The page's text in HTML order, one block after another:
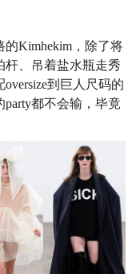
Kimhekim，除了将
杆、吊着盐水瓶走秀
到巨人尺码的
都不会输，毕竟